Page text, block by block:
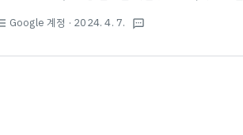
현재로써는 가족이나 친구, 친척 등의 전화번호를
이 없다고 합니다. ​이 전화번호는 이미 여러번 사용
공개된 바 없으며, 짧게는 몇일에서 몇주, 길게
Google 계정 · 2024. 4. 7. textsms